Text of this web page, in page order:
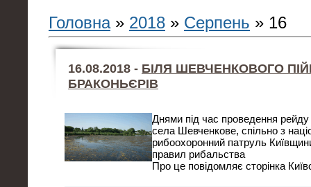
Головна» 2018 » Серпень » 16
16.08.2018 - БІЛЯ ШЕВЧЕНКОВОГО
БРАКОНЬЄРІВ
Днями під час проведення рейду
села Шевченкове, спільно з
рибоохоронний патруль
правил рибальства
Про це повідомляє сторінка